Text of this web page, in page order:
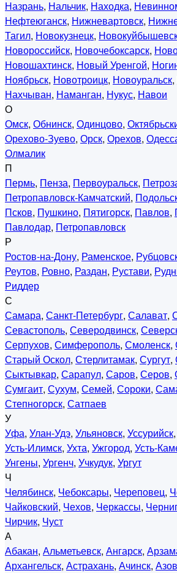
Назрань, Нальчик, Находка,
Нефтеюганск, Нижневартовск,
Тагил, Новокузнецк,
Новороссийск, Новочебоксарск,
Новошахтинск, Новый Уренгой,
Ноябрьск, Новотроицк, Новоуральск,
Нахчыван, Наманган, Нукус, Навои
О
Омск, Обнинск, Одинцово,
Орехово-Зуево, Орск, Орехов,
Олмалик
П
Пермь, Пенза, Первоуральск,
Петропавловск-Камчатский,
Псков, Пушкино, Пятигорск, Павлов,
Павлодар, Петропавловск
Р
Ростов-на-Дону, Раменское,
Реутов, Ровно, Раздан, Рустави,
Риддер
С
Самара, Санкт-Петербург, Салават,
Севастополь, Северодвинск,
Серпухов, Симферополь, Смоленск,
Старый Оскол, Стерлитамак, Сургут,
Сыктывкар, Сарапул, Саров, Серов,
Сумгаит, Сухум, Семей, Сороки,
Степногорск, Сатпаев
У
Уфа, Улан-Удэ, Ульяновск, Уссурийск,
Усть-Илимск, Ухта, Ужгород, Усть-
Унгены, Ургенч, Учкудук, Ургут
Ч
Челябинск, Чебоксары, Череповец,
Чайковский, Чехов, Черкассы,
Чирчик, Чуст
А
Абакан, Альметьевск, Ангарск,
Архангельск, Астрахань, Ачинск, Азов